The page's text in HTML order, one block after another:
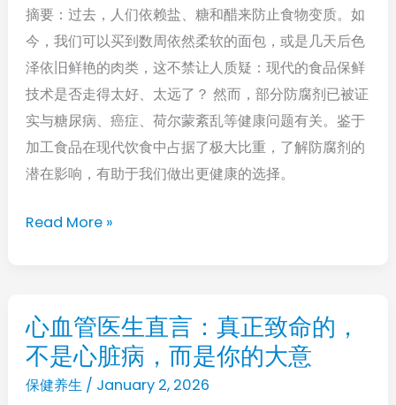
生
更
多
健
康
风
险
摘要：过去，人们依赖盐、糖和醋来防止食物变质。如
今，我们可以买到数周依然柔软的面包，或是几天后色
泽依旧鲜艳的肉类，这不禁让人质疑：现代的食品保鲜
技术是否走得太好、太远了？ 然而，部分防腐剂已被证
实与糖尿病、癌症、荷尔蒙紊乱等健康问题有关。鉴于
加工食品在现代饮食中占据了极大比重，了解防腐剂的
潜在影响，有助于我们做出更健康的选择。
的
防
腐
剂，
可
能
在
高
病、
癌
症
的
Read More »
心血管医生直言：真正致命的，
不是心脏病，而是你的大意
保健养生/ January 2, 2026
心
血
管